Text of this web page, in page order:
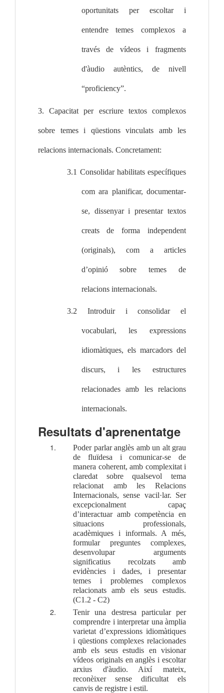
oportunitats per escoltar i
entendre temes complexos a
través de vídeos i fragments
d'àudio autèntics, de nivell
“proficiency”.
3. Capacitat per escriure textos complexos
sobre temes i qüestions vinculats amb les
relacions internacionals. Concretament:
3.1 Consolidar habilitats específiques
com ara planificar, documentar-
se, dissenyar i presentar textos
creats de forma independent
(originals), com a articles
d’opinió sobre temes de
relacions internacionals.
3.2 Introduir i consolidar el
vocabulari, les expressions
idiomàtiques, els marcadors del
discurs, i les estructures
relacionades amb les relacions
internacionals.
Resultats d'aprenentatge
Poder parlar anglès amb un alt grau
de fluïdesa i comunicar-se de
manera coherent, amb complexitat i
claredat sobre qualsevol tema
relacionat amb les Relacions
Internacionals, sense vacil·lar. Ser
excepcionalment capaç
d’interactuar amb competència en
situacions professionals,
acadèmiques i informals. A més,
formular preguntes complexes,
desenvolupar arguments
significatius recolzats amb
evidències i dades, i presentar
temes i problemes complexos
relacionats amb els seus estudis.
(C1.2 - C2)
Tenir una destresa particular per
comprendre i interpretar una àmplia
varietat d’expressions idiomàtiques
i qüestions complexes relacionades
amb els seus estudis en visionar
vídeos originals en anglès i escoltar
arxius d'àudio. Així mateix,
reconèixer sense dificultat els
canvis de registre i estil.